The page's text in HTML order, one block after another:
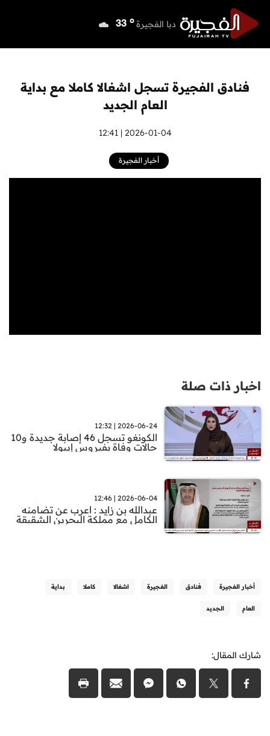
دبا الفجيرة 33 o
أم القيوين o
راس الخيمة 36 o
الفجيرة 32 o
فنادق الفجيرة تسجل اشغالا كاملا مع بداية
العام الجديد
2026-01-04 | 12:41
أخبار الفجيرة
اخبار ذات صلة
2026-06-24 | 12:32
الكونغو تسجل 46 إصابة جديدة و10
حالات وفاة بفيروس إيبولا
2026-06-04 | 12:46
عبدالله بن زايد : اعرب عن تضامنه
الكامل مع مملكة البحرين الشقيقة
أخبار الفجيرة فنادق الفجيرة اشغالا كاملا بداية
العام الجديد
شارك المقال: